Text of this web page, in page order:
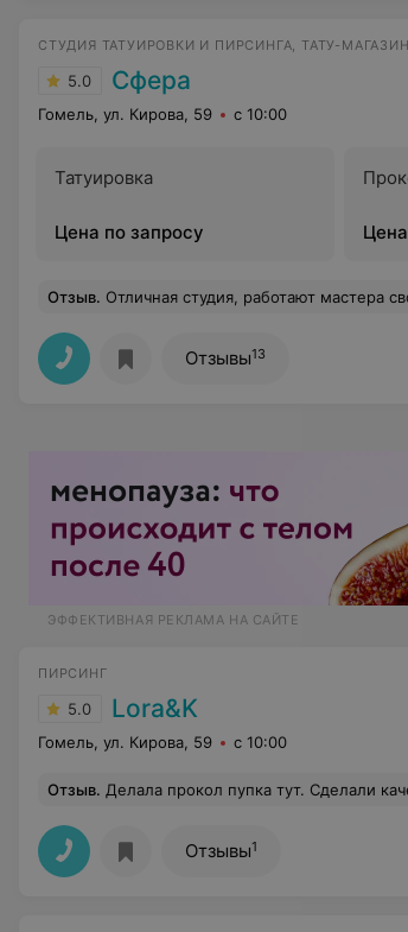
CТУДИЯ ТАТУИРОВКИ И ПИРСИНГА, ТАТУ-МАГАЗИН
5.0 Сфера
Гомель, ул. Кирова, 59 с 10:00
Татуировка
Цена по запросу
Отзыв. Отличная студия, работают мастера своего дела. Комфортная обстановка. Роману —
Отзывы13
ЭФФЕКТИВНАЯ РЕКЛАМА НА САЙТЕ
ПИРСИНГ
5.0 Lora&K
Гомель, ул. Кирова, 59 с 10:00
Отзыв. Делала прокол пупка тут. Сделали
Отзывы1